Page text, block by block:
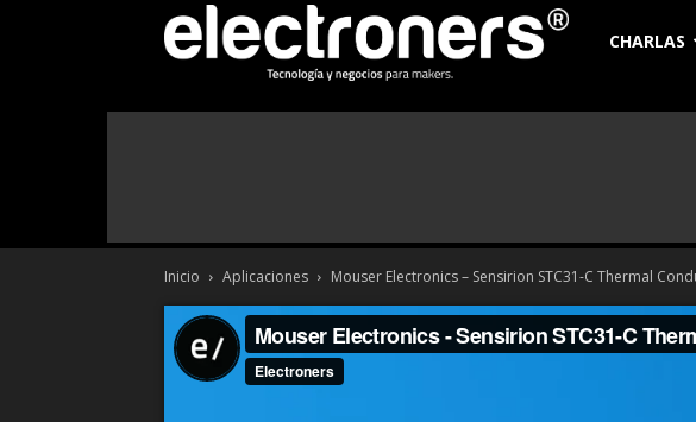
Electroners
CHARLAS
Inicio Aplicaciones Mouser Electronics – Sensirion STC31-C Thermal